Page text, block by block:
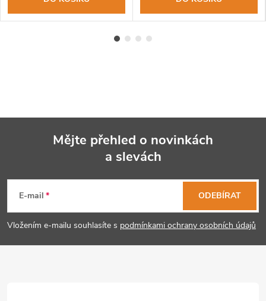
p
a
Mějte přehled o novinkách
a slevách
E-mail
Vložením e-mailu souhlasíte s podmínkami ochrany osobních údajů
ODEBÍRAT